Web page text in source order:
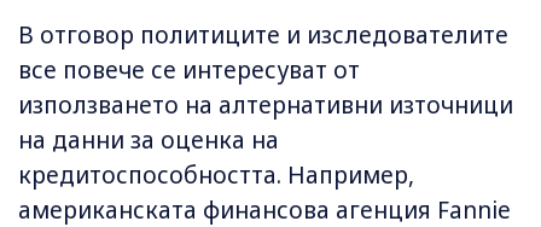
В отговор политиците и изследователите
все повече се интересуват от
използването на алтернативни източници
на данни за оценка на
кредитоспособността. Например,
американската финансова агенция Fannie